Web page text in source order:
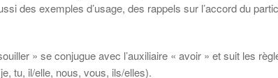
des exemples d’usage, des rappels sur l’accord du
» se conjugue avec l’auxiliaire « avoir » et suit les
tu, il/elle, nous, vous, ils/elles).